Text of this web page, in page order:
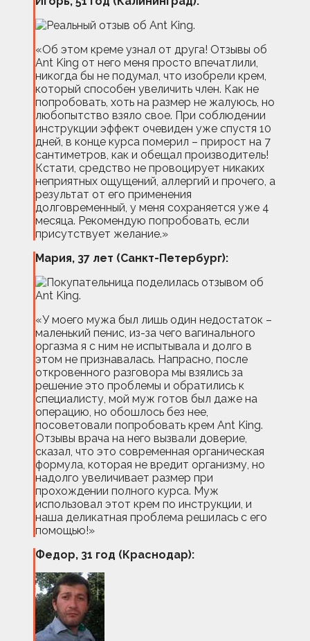
«Об этом креме узнал от друга! Отзывы об
Ant King от него меня просто впечатлили,
никогда бы не подумал, что изобрели крем,
который способен увеличить член. Как не
попробовать, хоть на размер не жалуюсь, но
любопытство взяло свое. При соблюдении
инструкции эффект очевиден уже спустя 10
дней, в конце курса померил – прирост на 7
сантиметров, как и обещал производитель!
Кстати, средство не провоцирует никаких
неприятных ощущений, аллергий и прочего, а
результат от его применения
долговременный, у меня сохраняется уже 4
месяца. Рекомендую попробовать, если
присутствует желание.»
Мария, 37 лет (Санкт-Петербург):
«У моего мужа был лишь один недостаток –
маленький пенис, из-за чего вагинального
оргазма я с ним не испытывала и долго в
этом не признавалась. Напрасно, после
откровенного разговора мы взялись за
решение это проблемы и обратились к
специалисту, мой муж готов был даже на
операцию, но обошлось без нее,
посоветовали попробовать крем Ant King.
Отзывы врача на него вызвали доверие,
сказал, что это современная органическая
формула, которая не вредит организму, но
надолго увеличивает размер при
прохождении полного курса. Муж
использовал этот крем по инструкции, и
наша деликатная проблема решилась с его
помощью!»
Федор, 31 год (Краснодар):